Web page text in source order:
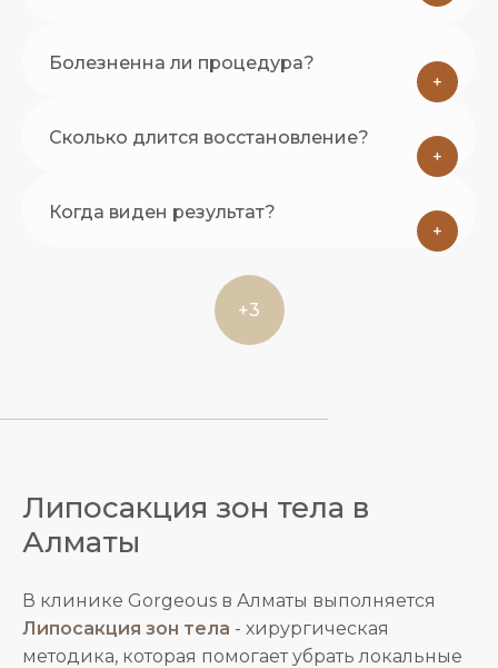
Болезненна ли процедура?
+
Сколько длится восстановление?
+
Когда виден результат?
+
+3
Липосакция зон тела в
Алматы
В клинике Gorgeous в Алматы выполняется
Липосакция зон тела - хирургическая
методика, которая помогает убрать локальные